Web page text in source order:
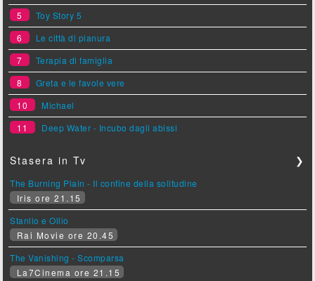
5
Toy Story 5
6
Le città di pianura
7
Terapia di famiglia
8
Greta e le favole vere
10
Michael
11
Deep Water - Incubo dagli abissi
Stasera in Tv ❯
The Burning Plain - Il confine della solitudine
Iris ore 21.15
Stanlio e Ollio
Rai Movie ore 20.45
The Vanishing - Scomparsa
La7Cinema ore 21.15